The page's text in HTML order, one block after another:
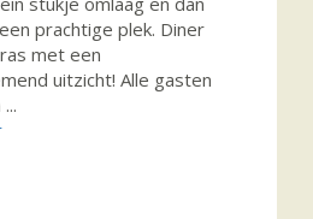
prachtige plek. Diner
met een
uitzicht! Alle gasten
...